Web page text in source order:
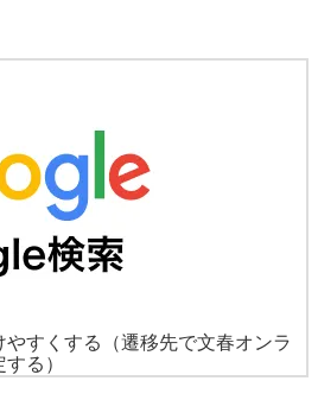
やすくする
（遷移先で文春オンラ
る）